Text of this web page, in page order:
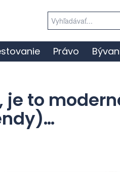
Právo
to